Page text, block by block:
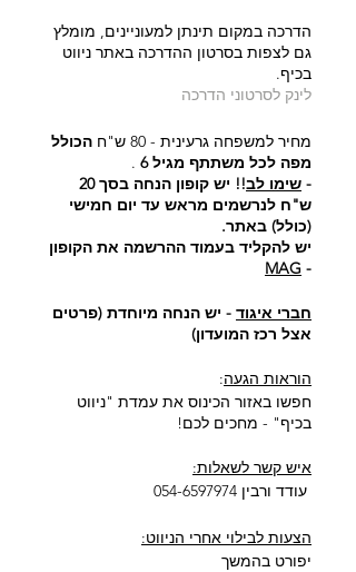
הדרכה במקום תינתן למעוניינים, מומלץ
גם לצפות בסרטון ההדרכה באתר ניווט
בכיף.
לינק לסרטוני הדרכה
מחיר למשפחה גרעינית - 80 ש"ח
הכולל
מפה לכל משתתף מגיל 6
.
- שימו לב
!! יש קופון הנחה בסך 20
ש"ח לנרשמים מראש עד יום חמישי
(כולל) באתר.
יש להקליד בעמוד ההרשמה את הקופון
-
MAG
חברי איגוד - יש הנחה מיוחדת (פרטים
אצל רכז המועדון)
הוראות הגעה:
חפשו באזור הכינוס את עמדת "ניווט
בכיף" - מחכים לכם!
איש קשר לשאלות:
עודד ורבין 054-6597974
הצעות לבילוי אחרי הניווט:
יפורט בהמשך